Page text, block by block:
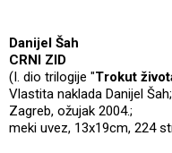
Danijel Šah
CRNI ZID
(I. dio trilogije "Trokut
Vlastita naklada Danijel Šah;
Zagreb, ožujak 2004.;
meki uvez, 13x19cm, 224